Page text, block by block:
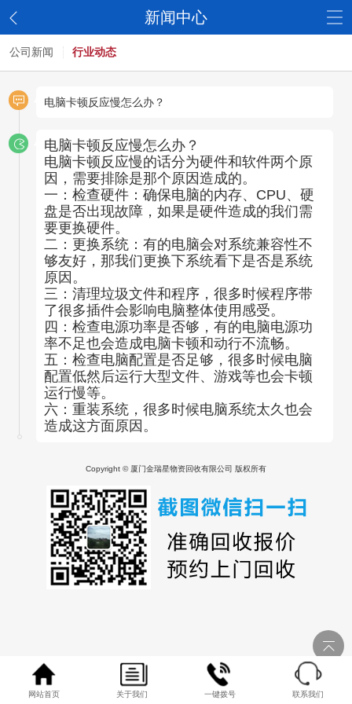
新闻中心
公司新闻 行业动态
电脑卡顿反应慢怎么办？
电脑卡顿反应慢怎么办？
电脑卡顿反应慢的话分为硬件和软件两个原
因，需要排除是那个原因造成的。
一：检查硬件：确保电脑的内存、CPU、硬
盘是否出现故障，如果是硬件造成的我们需
要更换硬件。
二：更换系统：有的电脑会对系统兼容性不
够友好，那我们更换下系统看下是否是系统
原因。
三：清理垃圾文件和程序，很多时候程序带
了很多插件会影响电脑整体使用感受。
四：检查电源功率是否够，有的电脑电源功
率不足也会造成电脑卡顿和动行不流畅。
五：检查电脑配置是否足够，很多时候电脑
配置低然后运行大型文件、游戏等也会卡顿
运行慢等。
六：重装系统，很多时候电脑系统太久也会
造成这方面原因。
Copyright © 厦门金瑞星物资回收有限公司 版权所有
网站首页 关于我们 一键拨号 联系我们